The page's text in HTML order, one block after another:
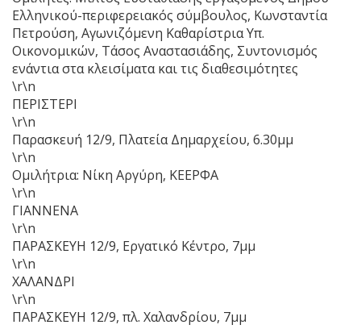
Ελληνικού-περιφερειακός σύμβουλος, Κωνσταντία
Πετρούση, Αγωνιζόμενη Καθαρίστρια Υπ.
Οικονομικών, Τάσος Αναστασιάδης, Συντονισμός
ενάντια στα κλεισίματα και τις διαθεσιμότητες
\r\n
ΠΕΡΙΣΤΕΡΙ
\r\n
Παρασκευή 12/9, Πλατεία Δημαρχείου, 6.30μμ
\r\n
Ομιλήτρια: Νίκη Αργύρη, ΚΕΕΡΦΑ
\r\n
ΓΙΑΝΝΕΝΑ
\r\n
ΠΑΡΑΣΚΕΥΗ 12/9, Εργατικό Κέντρο, 7μμ
\r\n
ΧΑΛΑΝΔΡΙ
\r\n
ΠΑΡΑΣΚΕΥΗ 12/9, πλ. Χαλανδρίου, 7μμ